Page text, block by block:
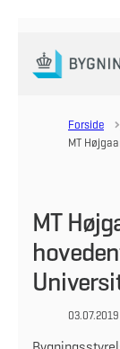
Gå til forsiden
Forside
MT
MT
03.07.2019